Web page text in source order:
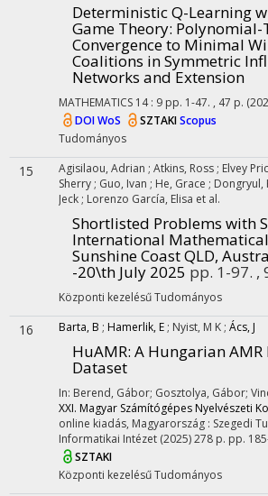
Deterministic Q-Learning
Game Theory: Polynomial-
Convergence to Minimal
Coalitions in Symmetric
Networks and Extension
MATHEMATICS 14: 9 pp. 1-47. , 47 p.
DOIWoS SZTAKIScopus
Tudományos
15 Agisilaou, Adrian ; Atkins, Ross ; Elvey
Sherry ; Guo, Ivan ; He, Grace ; Dongryul,
Jeck ; Lorenzo García, Elisa et al.
Shortlisted Problems with
International
Sunshine Coast QLD,
-20\th July 2025 pp. 1-97. ,
Központi kezelésűTudományos
16 Barta, B ; Hamerlik, E ; Nyist, M K ; Ács, J
HuAMR: A Hungarian AMR
Dataset
In: Berend, Gábor; Gosztolya, Gábor;
XXI. Magyar Számítógépes Nyelvészeti
online kiadás, Magyarország : Szegedi
Informatikai Intézet (2025)278 p. pp.
SZTAKI
Központi kezelésűTudományos